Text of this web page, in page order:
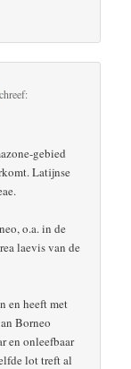
gebied
Latijnse
o.a. in de
laevis van de
en heeft met
Borneo
en onleefbaar
lot treft al